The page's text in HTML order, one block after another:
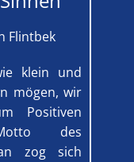
Flintbek
klein und
mögen, wir
Positiven
des
zog sich